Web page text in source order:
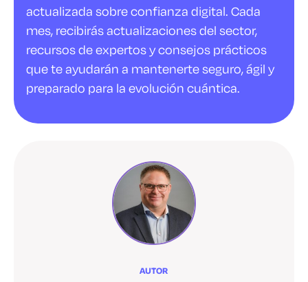
actualizada sobre confianza digital. Cada
mes, recibirás actualizaciones del sector,
recursos de expertos y consejos prácticos
que te ayudarán a mantenerte seguro, ágil y
preparado para la evolución cuántica.
AUTOR